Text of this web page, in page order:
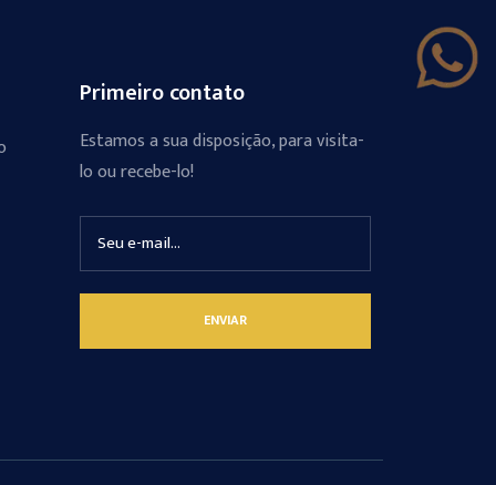
Primeiro contato
Estamos a sua disposição, para visita-
lo ou recebe-lo!
ENVIAR